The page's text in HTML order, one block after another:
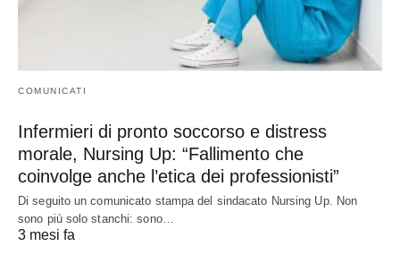
COMUNICATI
Infermieri di pronto soccorso e distress
morale, Nursing Up: “Fallimento che
coinvolge anche l’etica dei professionisti”
Di seguito un comunicato stampa del sindacato Nursing Up. Non
sono più solo stanchi: sono…
3 mesi fa